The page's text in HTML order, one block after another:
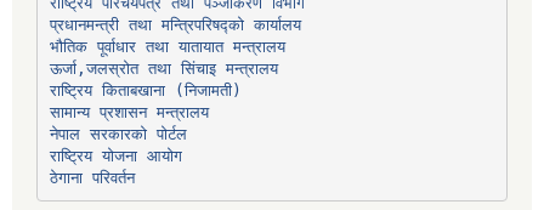
प्रधानमन्त्री तथा मन्त्रिपरिषद्को कार्यालय
भौतिक पूर्वाधार तथा यातायात मन्त्रालय
ऊर्जा,जलस्रोत तथा सिंचाइ मन्त्रालय
सामान्य प्रशासन मन्त्रालय
नेपाल सरकारको पोर्टल
राष्ट्रिय योजना आयोग
ठेगाना परिवर्तन